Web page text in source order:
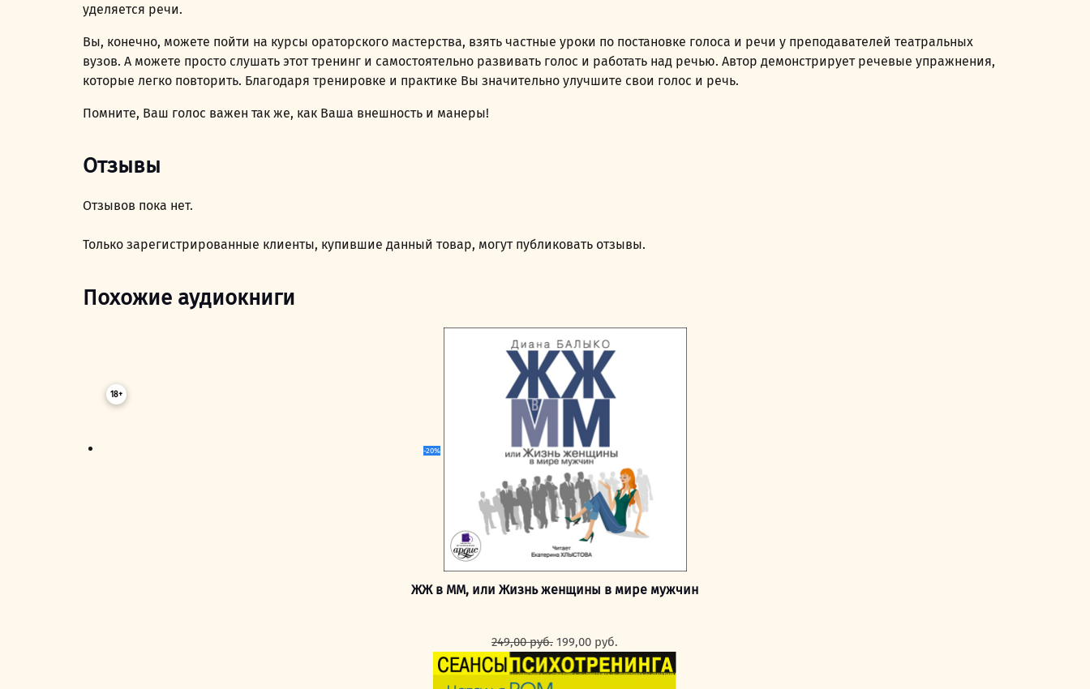
уделяется речи.
Вы, конечно, можете пойти на курсы ораторского мастерства, взять частные уроки по постановке голоса и речи у преподавателей театральных
вузов. А можете просто слушать этот тренинг и самостоятельно развивать голос и работать над речью. Автор демонстрирует речевые упражнения,
которые легко повторить. Благодаря тренировке и практике Вы значительно улучшите свои голос и речь.
Помните, Ваш голос важен так же, как Ваша внешность и манеры!
Отзывы
Отзывов пока нет.
Только зарегистрированные клиенты, купившие данный товар, могут публиковать отзывы.
Похожие аудиокниги
18+
-20%
ЖЖ в ММ, или Жизнь женщины в мире мужчин
249,00руб. Первоначальная
цена
составляла
199,00 руб.
цена:
199,00 руб..